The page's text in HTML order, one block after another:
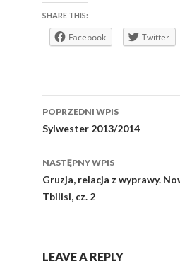
SHARE THIS:
Facebook Twitter
Zobacz
wpisy
POPRZEDNI WPIS
Sylwester 2013/2014
NASTĘPNY WPIS
Gruzja, relacja z wyprawy.
Tbilisi, cz. 2
LEAVE A REPLY